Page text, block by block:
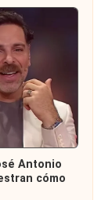
Antonio
cómo